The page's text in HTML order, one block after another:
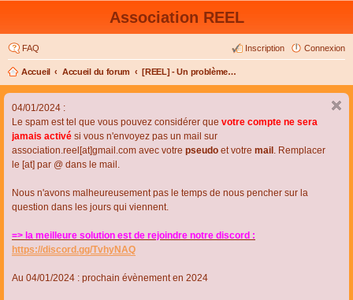
Association REEL
FAQ Connexion
Inscription
Accueil Accueil du forum [REEL] - Un problème de connexion ou d'inscription ?
04/01/2024 :
Le spam est tel que vous pouvez considérer que votre compte ne sera
jamais activé si vous n'envoyez pas un mail sur
association.reel[at]gmail.com avec votre pseudo et votre mail . Remplacer
le [at] par @ dans le mail.
Nous n'avons malheureusement pas le temps de nous pencher sur la
question dans les jours qui viennent.
=> la meilleure solution est de rejoindre notre discord :
https://discord.gg/TvhyNAQ
Au 04/01/2024 : prochain évènement en 2024